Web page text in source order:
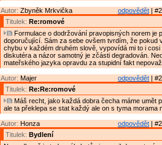
odpovědět |
Autor: Zbyněk Mrkvička
Titulek: Re:romové
Formulace o dodržování pravopisných norem je
doporučující. Sám za sebe ovšem tvrdím, že pokud
chybu v každém druhém slově, vypovídá mi to i cosi
diskutéra a názor samotný je zčásti degradován.
mateřského jazyka opravdu za stupidní fakt
odpovědět |
Autor: Majer
Titulek: Re:Re:romové
Máš recht, jako každá dobra čecha máme umět
ale ta překlepa se stat každý ale on s tyma morama
odpovědět |
Autor: Honza
Titulek: Bydlení